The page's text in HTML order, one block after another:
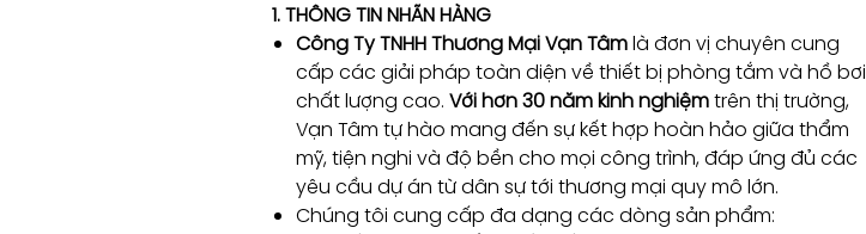
1. THÔNG TIN NHÃN HÀNG
Công Ty TNHH Thương Mại Vạn Tâmlà đơn vị chuyên cung
cấp các giải pháp toàn diện về thiết bị phòng tắm và hồ bơi
chất lượng cao. Với hơn 30 năm kinh nghiệmtrên thị trường,
Vạn Tâm tự hào mang đến sự kết hợp hoàn hảo giữa thẩm
mỹ, tiện nghi và độ bền cho mọi công trình, đáp ứng đủ các
yêu cầu dự án từ dân sự tới thương mại quy mô lớn.
Chúng tôi cung cấp đa dạng các dòng sản phẩm: